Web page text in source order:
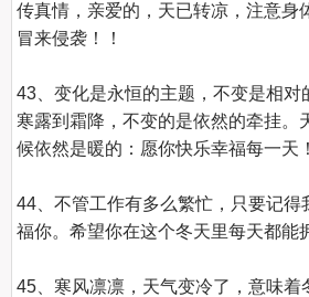
传真情，亲爱的，天已转凉，注意身
冒来侵袭！！
43、变化是永恒的主题，不变是相对
寒露到霜降，不变的是依然的牵挂。
候依然是暖的：愿你快乐幸福每一天！
44、不管工作有多么繁忙，只要记得
福你。希望你在这个冬天里每天都能
45、寒风凛凛，天气变冷了，意味着